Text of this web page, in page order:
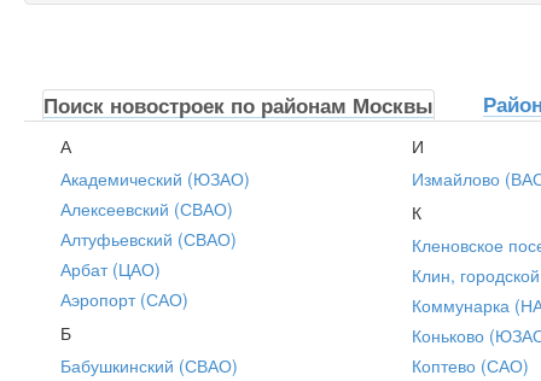
Поиск новостроек по районам Москвы
А
Академический (ЮЗАО)
Алексеевский (СВАО)
Алтуфьевский (СВАО)
Арбат (ЦАО)
Аэропорт (САО)
Б
Бабушкинский (СВАО)
И
Измайлово
К
Кленовское
Клин,
Коммунарка
Коньково
Коптево (САО)